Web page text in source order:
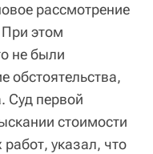
рассмотрение
этом
не были
обстоятельства,
Суд первой
стоимости
указал, что